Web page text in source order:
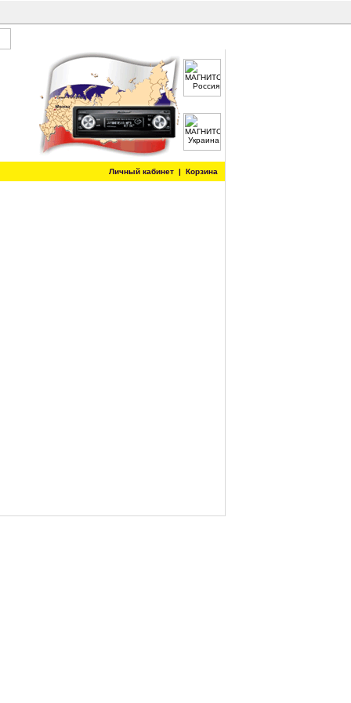
Личный кабинет | Корзина